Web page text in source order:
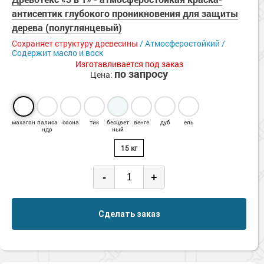
Сопутствующие товары
Морозостойкие краски для металла
Морозостойкие краски для фасада
Сопутствующие товары
антисептик глубокого проникновения для защиты
дерева (полуглянцевый)
Сохраняет структуру древесины / Атмосферостойкий /
Содержит масло и воск
Изготавливается под заказ
Цена: по запросу
махагон палиса
ндр
сосна тик
бесцвет
ный
венге дуб ель
15 кг
- +
Сделать заказ